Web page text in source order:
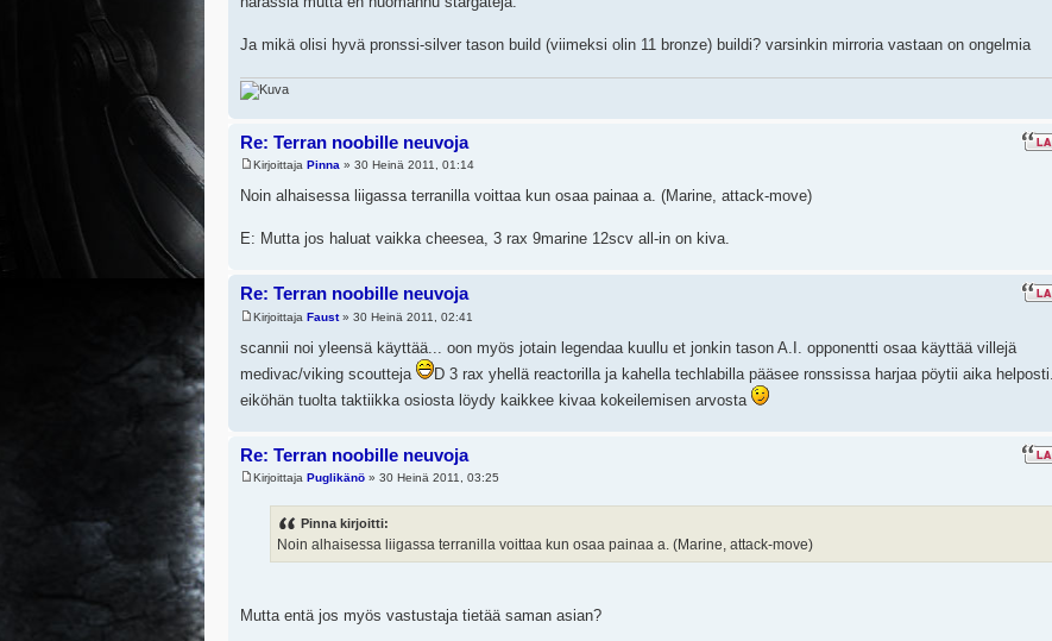
Ja mikä olisi hyvä pronssi-silver tason build (viimeksi olin 11 bronze) buildi? varsinkin mirroria vastaan on ongelmia
Re: Terran noobille neuvoja
Kirjoittaja Pinna » 30 Heinä 2011, 01:14
Noin alhaisessa liigassa terranilla voittaa kun osaa painaa a. (Marine, attack-move)
E: Mutta jos haluat vaikka cheesea, 3 rax 9marine 12scv all-in on kiva.
Re: Terran noobille neuvoja
Kirjoittaja Faust» 30 Heinä 2011, 02:41
scannii noi yleensä käyttää... oon myös jotain legendaa kuullu et jonkin tason A.I. opponentti osaa käyttää villejä
medivac/viking scoutteja
D 3 rax yhellä reactorilla ja kahella techlabilla pääsee ronssissa harjaa pöytii aika helposti..
eiköhän tuolta taktiikka osiosta löydy kaikkee kivaa kokeilemisen arvosta
Re: Terran noobille neuvoja
Kirjoittaja Puglikänö » 30 Heinä 2011, 03:25
Pinna kirjoitti:
Noin alhaisessa liigassa terranilla voittaa kun osaa painaa a. (Marine, attack-move)
Mutta entä jos myös vastustaja tietää saman asian?